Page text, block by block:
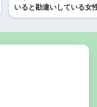
いると勘違いしている女